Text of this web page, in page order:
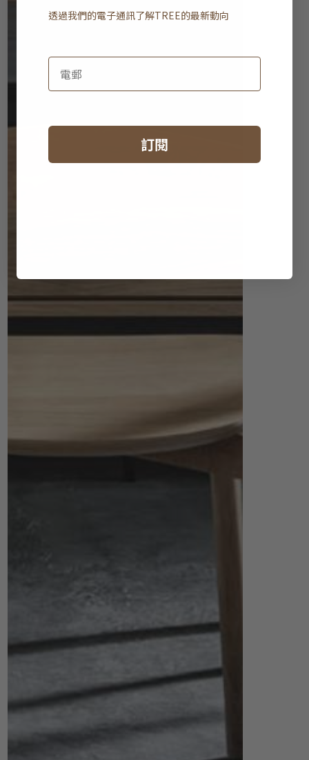
透過我們的電子通訊了解TREE的最新動向
訂閱